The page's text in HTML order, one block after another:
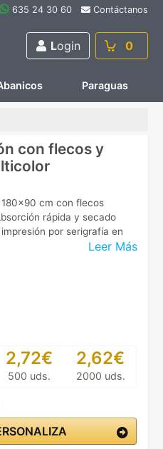
635 24 30 60 Contáctanos
Login 0
Paraguas
con flecos y
Leer Más
cm con flecos
rápida y secado
por serigrafía en
2,72€
500 uds.
2,62€
2000 uds.